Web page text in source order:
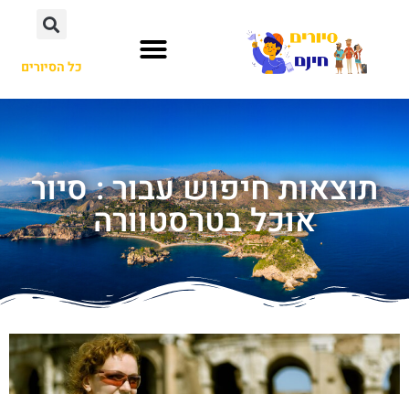
כל הסיורים
תוצאות חיפוש עבור : סיור
אוכל בטרסטוורה